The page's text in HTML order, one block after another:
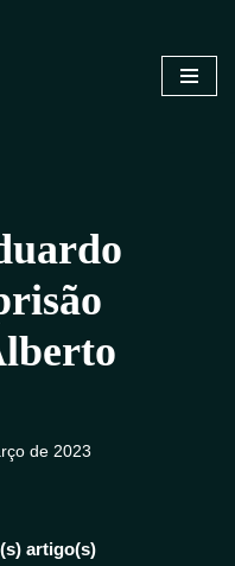
de 2023
artigo(s)